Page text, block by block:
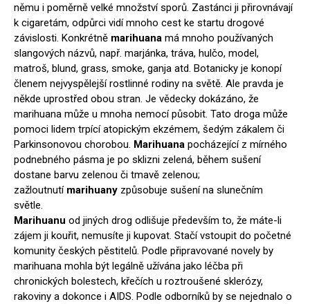
němu i poměrně velké množství sporů. Zastánci ji přirovnávají
k cigaretám, odpůrci vidí mnoho cest ke startu drogové
závislosti. Konkrétně marihuana má mnoho používaných
slangových názvů, např. marjánka, tráva, hulčo, model,
matroš, blund, grass, smoke, ganja atd. Botanicky je konopí
členem nejvyspělejší rostlinné rodiny na světě. Ale pravda je
někde uprostřed obou stran. Je vědecky dokázáno, že
marihuana může u mnoha nemocí působit. Tato droga může
pomoci lidem trpící atopickým ekzémem, šedým zákalem či
Parkinsonovou chorobou. Marihuana pocházející z mírného
podnebného pásma je po sklizni zelená, během sušení
dostane barvu zelenou či tmavě zelenou;
zažloutnutí marihuany způsobuje sušení na slunečním
světle.
Marihuanu od jiných drog odlišuje především to, že máte-li
zájem ji kouřit, nemusíte ji kupovat. Stačí vstoupit do početné
komunity českých pěstitelů. Podle připravované novely by
marihuana mohla být legálně užívána jako léčba při
chronických bolestech, křečích u roztroušené sklerózy,
rakoviny a dokonce i AIDS. Podle odborníků by se nejednalo o